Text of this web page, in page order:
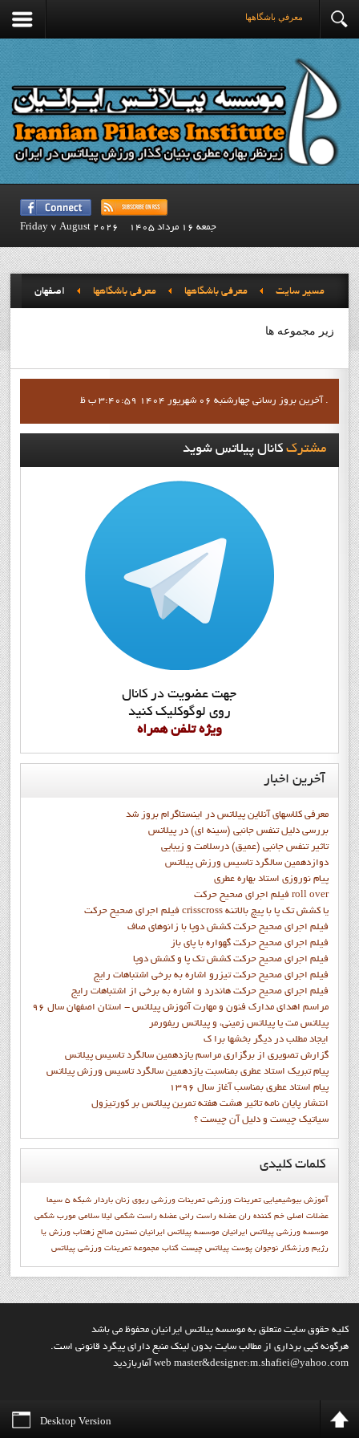
معرفي باشگاهها
جمعه 16 مرداد 1405 Friday 7 August 2026
مسیر سایت معرفي باشگاهها معرفي باشگاهها اصفهان
زیر مجموعه ها
آخرين بروز رساني چهارشنبه 06 شهریور 1404 3:40:59 ب ظ .
مشترککانال پيلاتس شويد
جهت عضويت در کانال
روي لوگوکليک کنيد
ويژه تلفن همراه
آخرین اخبار
معرفی کلاسهای آنلاین پیلاتس در اینستاگرام بروز شد
بررسی دلیل تنفس جانبی (سینه ای) در پیلاتس
تاثیر تنفس جانبی (عمیق) درسلامت و زیبایی
دوازدهمين سالگرد تاسيس ورزش پيلاتس
پيام نوروزي استاد بهاره عطري
فيلم اجراي صحيح حرکت roll over
فيلم اجراي صحيح حركت crisscross يا كشش تك پا با پيچ بالاتنه
فيلم اجراي صحيح حرکت كشش دوپا با زانوهاي صاف
فيلم اجراي صحيح حرکت گهواره با پاي باز
فيلم اجراي صحيح حرکت کشش تک پا و کشش دوپا
فيلم اجراي صحيح حرکت تيزرو اشاره به برخي اشتباهات رايج
فيلم اجراي صحيح حرکت هاندرد و اشاره به برخي از اشتباهات رايج
مراسم اهدای مدارک فنون و مهارت آموزش پیلاتس - استان اصفهان سال 96
پیلاتس مت یا پیلاتس زمینی، و پیلاتس ریفورمر
ايجاد مطلب در ديگر بخشها برا ک
گزارش تصويري از برگزاري مراسم يازدهمين سالگرد تاسيس پيلاتس
پيام تبريک استاد عطري بمناسبت يازدهمين سالگرد تاسيس ورزش پيلاتس
پيام استاد عطري بمناسب آغاز سال 1396
انتشار پايان نامه تاثیر هشت هفته تمرین پیلاتس بر کورتیزول
سیاتیک چیست و دلیل آن چیست ؟
کلماتکلیدی
آموزش بیوشیمیایی تمرينات ورزشي تمرینات ورزشی ریوی زنان باردار شبكه 5 سيما
عضلات اصلی خم کننده ران عضله راست رانی عضله راست شکمی ليلا سلامي مورب شکمی
موسسه ورزشی پیلاتس ایرانیان موسسه پيلاتس ايرانيان نسترن صالح زهتاب ورزش يا
رژيم ورزشکار نوجوان پوست پيلاتس چيست کتاب مجموعه تمرينات ورزشي پيلاتس
کليه حقوق سايت متعلق به موسسه پيلاتس ايرانيان محفوظ مي باشد
هرگونه کپي برداري از مطالب سايت بدون لينک منبع داراي پيگرد قانوني است.
web master&designer:m.shafiei@yahoo.com آماربازديد
Desktop Version